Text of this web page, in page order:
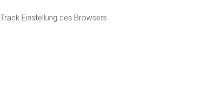
Einstellung des Browsers